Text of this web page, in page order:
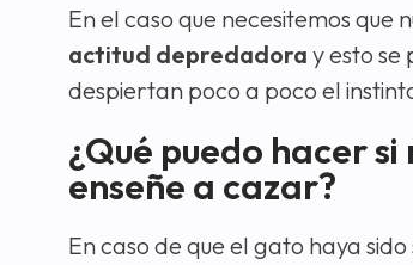
En el caso que necesitemos
actitud depredadora y esto se
despiertan poco a poco el
¿Qué puedo hacer
enseñe a cazar?
En caso de que el gato haya